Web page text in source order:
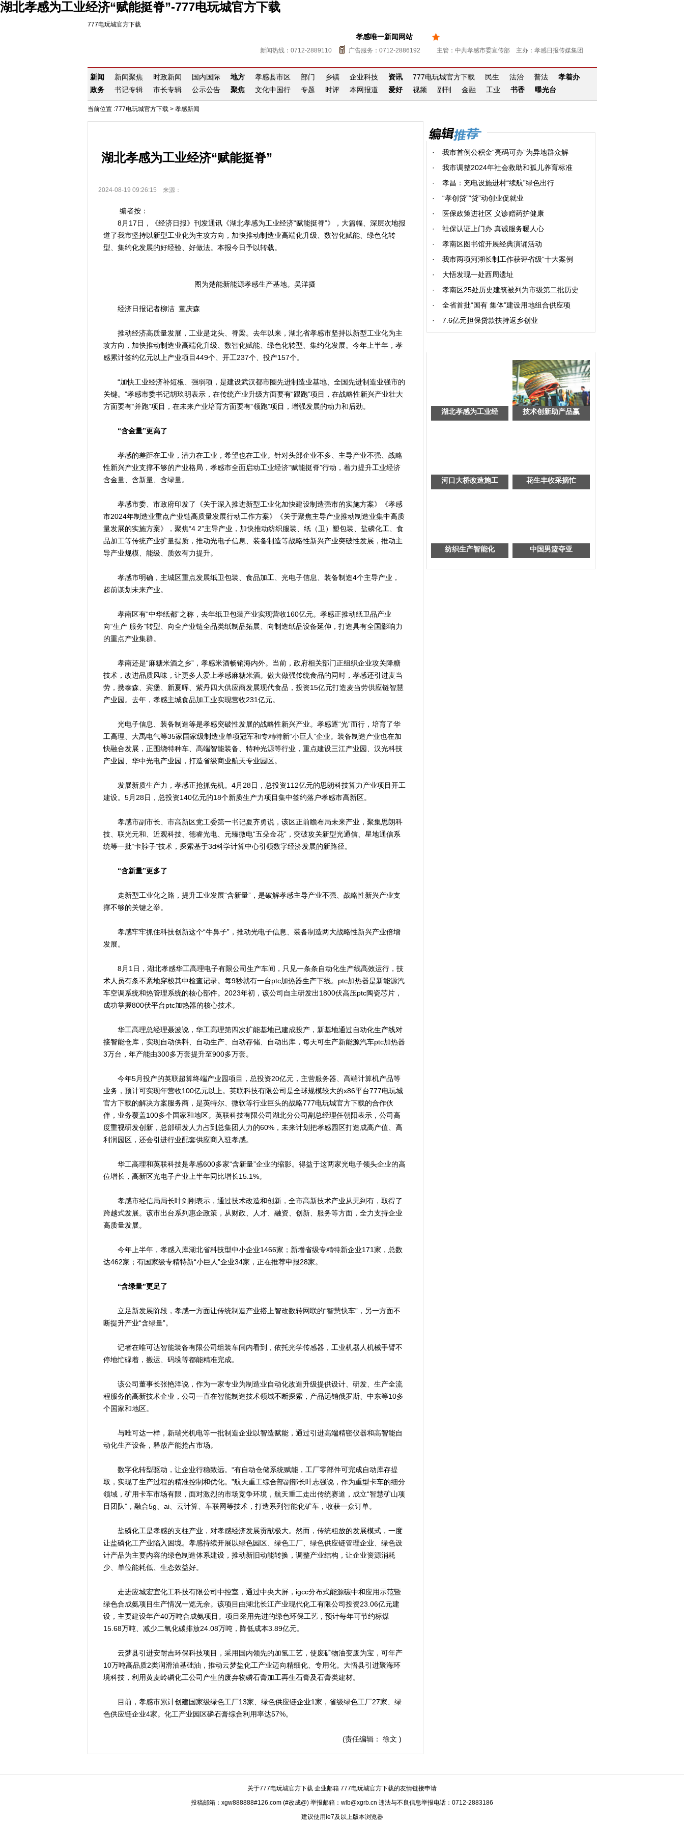
湖北孝感为工业经济“赋能挺脊”-777电玩城官方下载
777电玩城官方下载
孝感唯一新闻网站
新闻热线：0712-2889110 广告服务：0712-2886192 主管：中共孝感市委宣传部 主办：孝感日报传媒集团
新闻 新闻聚焦 时政新闻 国内国际 地方 孝感县市区 部门 乡镇 企业科技 资讯 777电玩城官方下载 民生 法治 普法
孝着办
政务
书记专辑 市长专辑 公示公告 聚焦 文化中国行 专题 时评 本网报道 爱好 视频 副刊 金融 工业 书香 曝光台
当前位置 :777电玩城官方下载 > 孝感新闻
湖北孝感为工业经济“赋能挺脊”
2024-08-19 09:26:15 来源：
编者按：
8月17日，《经济日报》刊发通讯《湖北孝感为工业经济“赋能挺脊”》，大篇幅、深层次地报
道了我市坚持以新型工业化为主攻方向，加快推动制造业高端化升级、数智化赋能、绿色化转
型、集约化发展的好经验、好做法。本报今日予以转载。
图为楚能新能源孝感生产基地。吴洋摄
经济日报记者柳洁 董庆森
推动经济高质量发展，工业是龙头、脊梁。去年以来，湖北省孝感市坚持以新型工业化为主
攻方向，加快推动制造业高端化升级、数智化赋能、绿色化转型、集约化发展。今年上半年，孝
感累计签约亿元以上产业项目449个、开工237个、投产157个。
“加快工业经济补短板、强弱项，是建设武汉都市圈先进制造业基地、全国先进制造业强市的
关键。”孝感市委书记胡玖明表示，在传统产业升级方面要有“跟跑”项目，在战略性新兴产业壮大
方面要有“并跑”项目，在未来产业培育方面要有“领跑”项目，增强发展的动力和后劲。
“含金量”更高了
孝感的差距在工业，潜力在工业，希望也在工业。针对头部企业不多、主导产业不强、战略
性新兴产业支撑不够的产业格局，孝感市全面启动工业经济“赋能挺脊”行动，着力提升工业经济
含金量、含新量、含绿量。
孝感市委、市政府印发了《关于深入推进新型工业化加快建设制造强市的实施方案》《孝感
市2024年制造业重点产业链高质量发展行动工作方案》《关于聚焦主导产业推动制造业集中高质
量发展的实施方案》，聚焦“4 2”主导产业，加快推动纺织服装、纸（卫）塑包装、盐磷化工、食
品加工等传统产业扩量提质，推动光电子信息、装备制造等战略性新兴产业突破性发展，推动主
导产业规模、能级、质效有力提升。
孝感市明确，主城区重点发展纸卫包装、食品加工、光电子信息、装备制造4个主导产业，
超前谋划未来产业。
孝南区有“中华纸都”之称，去年纸卫包装产业实现营收160亿元。孝感正推动纸卫品产业
向“生产 服务”转型、向全产业链全品类纸制品拓展、向制造纸品设备延伸，打造具有全国影响力
的重点产业集群。
孝南还是“麻糖米酒之乡”，孝感米酒畅销海内外。当前，政府相关部门正组织企业攻关降糖
技术，改进品质风味，让更多人爱上孝感麻糖米酒。做大做强传统食品的同时，孝感还引进麦当
劳，携泰森、宾堡、新夏晖、紫丹四大供应商发展现代食品，投资15亿元打造麦当劳供应链智慧
产业园。去年，孝感主城食品加工业实现营收231亿元。
光电子信息、装备制造等是孝感突破性发展的战略性新兴产业。孝感逐“光”而行，培育了华
工高理、大禹电气等35家国家级制造业单项冠军和专精特新“小巨人”企业。装备制造产业也在加
快融合发展，正围绕特种车、高端智能装备、特种光源等行业，重点建设三江产业园、汉光科技
产业园、华中光电产业园，打造省级商业航天专业园区。
发展新质生产力，孝感正抢抓先机。4月28日，总投资112亿元的思朗科技算力产业项目开工
建设。5月28日，总投资140亿元的18个新质生产力项目集中签约落户孝感市高新区。
孝感市副市长、市高新区党工委第一书记夏齐勇说，该区正前瞻布局未来产业，聚集思朗科
技、联光元和、近观科技、德睿光电、元臻微电“五朵金花”，突破攻关新型光通信、星地通信系
统等一批“卡脖子”技术，探索基于3d科学计算中心引领数字经济发展的新路径。
“含新量”更多了
走新型工业化之路，提升工业发展“含新量”，是破解孝感主导产业不强、战略性新兴产业支
撑不够的关键之举。
孝感牢牢抓住科技创新这个“牛鼻子”，推动光电子信息、装备制造两大战略性新兴产业倍增
发展。
8月1日，湖北孝感华工高理电子有限公司生产车间，只见一条条自动化生产线高效运行，技
术人员有条不紊地穿梭其中检查记录。每9秒就有一台ptc加热器生产下线。ptc加热器是新能源汽
车空调系统和热管理系统的核心部件。2023年初，该公司自主研发出1800伏高压ptc陶瓷芯片，
成功掌握800伏平台ptc加热器的核心技术。
华工高理总经理聂波说，华工高理第四次扩能基地已建成投产，新基地通过自动化生产线对
接智能仓库，实现自动供料、自动生产、自动存储、自动出库，每天可生产新能源汽车ptc加热器
3万台，年产能由300多万套提升至900多万套。
今年5月投产的英联超算终端产业园项目，总投资20亿元，主营服务器、高端计算机产品等
业务，预计可实现年营收100亿元以上。英联科技有限公司是全球规模较大的x86平台777电玩城
官方下载的解决方案服务商，是英特尔、微软等行业巨头的战略777电玩城官方下载的合作伙
伴，业务覆盖100多个国家和地区。英联科技有限公司湖北分公司副总经理任朝阳表示，公司高
度重视研发创新，总部研发人力占到总集团人力的60%，未来计划把孝感园区打造成高产值、高
利润园区，还会引进行业配套供应商入驻孝感。
华工高理和英联科技是孝感600多家“含新量”企业的缩影。得益于这两家光电子领头企业的高
位增长，高新区光电子产业上半年同比增长15.1%。
孝感市经信局局长叶剑刚表示，通过技术改造和创新，全市高新技术产业从无到有，取得了
跨越式发展。该市出台系列惠企政策，从财政、人才、融资、创新、服务等方面，全力支持企业
高质量发展。
今年上半年，孝感入库湖北省科技型中小企业1466家；新增省级专精特新企业171家，总数
达462家；有国家级专精特新“小巨人”企业34家，正在推荐申报28家。
“含绿量”更足了
立足新发展阶段，孝感一方面让传统制造产业搭上智改数转网联的“智慧快车”，另一方面不
断提升产业“含绿量”。
记者在唯可达智能装备有限公司组装车间内看到，依托光学传感器，工业机器人机械手臂不
停地忙碌着，搬运、码垛等都能精准完成。
该公司董事长张艳洋说，作为一家专业为制造业自动化改造升级提供设计、研发、生产全流
程服务的高新技术企业，公司一直在智能制造技术领域不断探索，产品远销俄罗斯、中东等10多
个国家和地区。
与唯可达一样，新瑞光机电等一批制造企业以智造赋能，通过引进高端精密仪器和高智能自
动化生产设备，释放产能抢占市场。
数字化转型驱动，让企业行稳致远。“有自动仓储系统赋能，工厂零部件可完成自动库存提
取，实现了生产过程的精准控制和优化。”航天重工综合部副部长叶志强说，作为重型卡车的细分
领域，矿用卡车市场有限，面对激烈的市场竞争环境，航天重工走出传统赛道，成立“智慧矿山项
目团队”，融合5g、ai、云计算、车联网等技术，打造系列智能化矿车，收获一众订单。
盐磷化工是孝感的支柱产业，对孝感经济发展贡献极大。然而，传统粗放的发展模式，一度
让盐磷化工产业陷入困境。孝感持续开展以绿色园区、绿色工厂、绿色供应链管理企业、绿色设
计产品为主要内容的绿色制造体系建设，推动新旧动能转换，调整产业结构，让企业资源消耗
少、单位能耗低、生态效益好。
走进应城宏宜化工科技有限公司中控室，通过中央大屏，igcc分布式能源碳中和应用示范暨
绿色合成氨项目生产情况一览无余。该项目由湖北长江产业现代化工有限公司投资23.06亿元建
设，主要建设年产40万吨合成氨项目。项目采用先进的绿色环保工艺，预计每年可节约标煤
15.68万吨、减少二氧化碳排放24.08万吨，降低成本3.89亿元。
云梦县引进安耐吉环保科技项目，采用国内领先的加氢工艺，使废矿物油变废为宝，可年产
10万吨高品质2类润滑油基础油，推动云梦盐化工产业迈向精细化、专用化。大悟县引进聚海环
境科技，利用黄麦岭磷化工公司产生的废弃物磷石膏加工再生石膏及石膏类建材。
目前，孝感市累计创建国家级绿色工厂13家、绿色供应链企业1家，省级绿色工厂27家、绿
色供应链企业4家。化工产业园区磷石膏综合利用率达57%。
(责任编辑： 徐文 )
·
我市首例公积金“亮码可办”为异地群众解
·
我市调整2024年社会救助和孤儿养育标准
·
孝昌：充电设施进村“续航”绿色出行
·
“孝创贷”“贷”动创业促就业
·
医保政策进社区 义诊赠药护健康
·
社保认证上门办 真诚服务暖人心
·
孝南区图书馆开展经典演诵活动
·
我市两项河湖长制工作获评省级“十大案例
·
大悟发现一处西周遗址
·
孝南区25处历史建筑被列为市级第二批历史
·
全省首批“国有 集体”建设用地组合供应项
·
7.6亿元担保贷款扶持返乡创业
湖北孝感为工业经 技术创新助产品赢
河口大桥改造施工 花生丰收采摘忙
纺织生产智能化 中国男篮夺亚
关于777电玩城官方下载 企业邮箱 777电玩城官方下载的友情链接申请
投稿邮箱：xgw888888#126.com (#改成@) 举报邮箱： wlb@xgrb.cn 违法与不良信息举报电话：0712-2883186
建议使用ie7及以上版本浏览器